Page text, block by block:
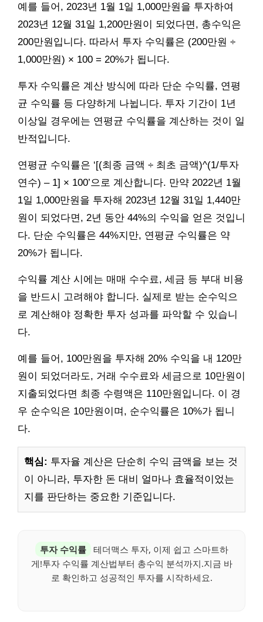
예를 들어, 2023년 1월 1일 1,000만원을 투자하여
2023년 12월 31일 1,200만원이 되었다면, 총수익은
200만원입니다. 따라서 투자 수익률은 (200만원 ÷
1,000만원) × 100 = 20%가 됩니다.
투자 수익률은 계산 방식에 따라 단순 수익률, 연평
균 수익률 등 다양하게 나뉩니다. 투자 기간이 1년
이상일 경우에는 연평균 수익률을 계산하는 것이 일
반적입니다.
연평균 수익률은 ‘[(최종 금액 ÷ 최초 금액)^(1/투자
연수) – 1] × 100’으로 계산합니다. 만약 2022년 1월
1일 1,000만원을 투자해 2023년 12월 31일 1,440만
원이 되었다면, 2년 동안 44%의 수익을 얻은 것입니
다. 단순 수익률은 44%지만, 연평균 수익률은 약
20%가 됩니다.
수익률 계산 시에는 매매 수수료, 세금 등 부대 비용
을 반드시 고려해야 합니다. 실제로 받는 순수익으
로 계산해야 정확한 투자 성과를 파악할 수 있습니
다.
예를 들어, 100만원을 투자해 20% 수익을 내 120만
원이 되었더라도, 거래 수수료와 세금으로 10만원이
지출되었다면 최종 수령액은 110만원입니다. 이 경
우 순수익은 10만원이며, 순수익률은 10%가 됩니
다.
핵심: 투자율 계산은 단순히 수익 금액을 보는 것
이 아니라, 투자한 돈 대비 얼마나 효율적이었는
지를 판단하는 중요한 기준입니다.
투자 수익률
테더맥스 투자, 이제 쉽고 스마트하
게!투자 수익률 계산법부터 총수익 분석까지.지금 바
로 확인하고 성공적인 투자를 시작하세요.